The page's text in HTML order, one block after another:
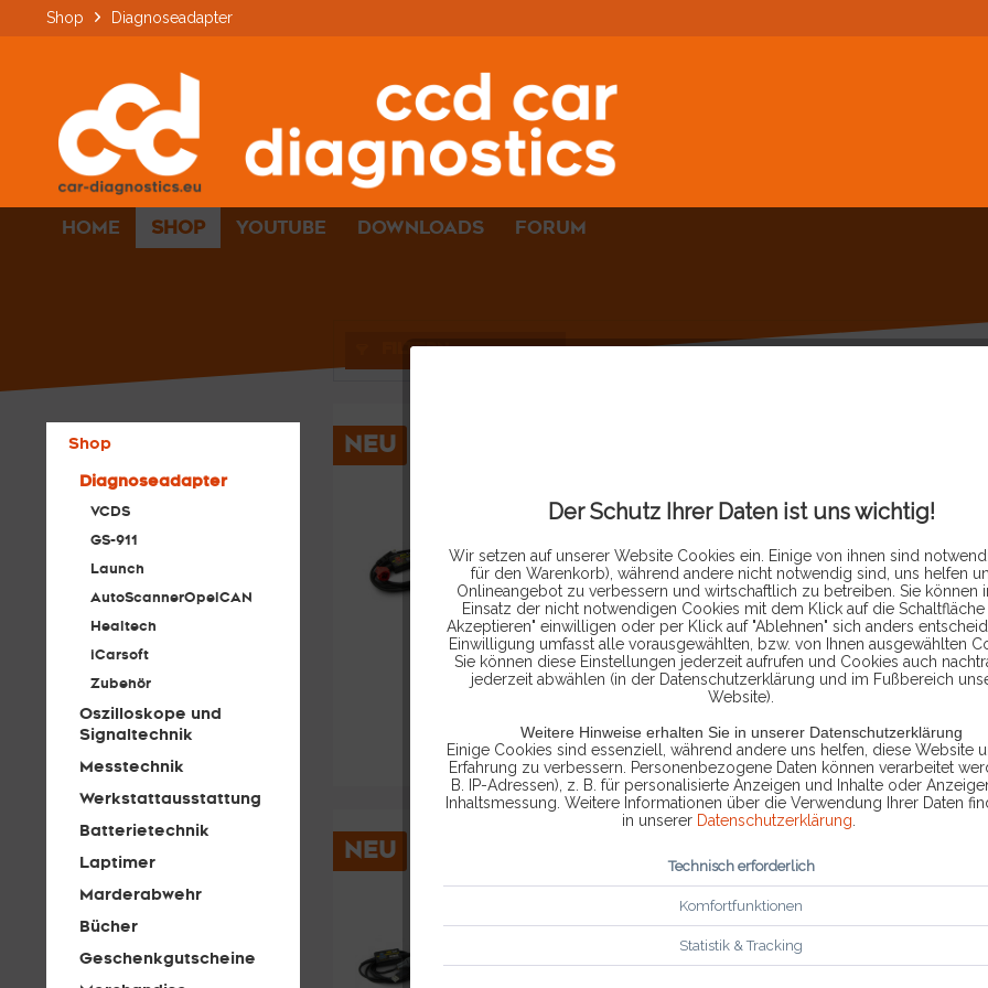
HOME SHOP YOUTUBE DOWNLOADS FORUM
Der Schutz Ihrer Daten ist uns wichtig!
Wir setzen auf unserer Website Cookies ein. Einige von ihnen sind
für den Warenkorb), während andere nicht notwendig sind, uns helfen
Onlineangebot zu verbessern und wirtschaftlich zu betreiben. Sie können
Einsatz der nicht notwendigen Cookies mit dem Klick auf die Schaltfläche
Akzeptieren" einwilligen oder per Klick auf "Ablehnen" sich anders
Einwilligung umfasst alle vorausgewählten, bzw. von Ihnen ausgewählten
Sie können diese Einstellungen jederzeit aufrufen und Cookies auch
jederzeit abwählen (in der Datenschutzerklärung und im Fußbereich
Website).
Weitere Hinweise erhalten Sie in unserer Datenschutzerklärung
Einige Cookies sind essenziell, während andere uns helfen, diese Website
Erfahrung zu verbessern. Personenbezogene Daten können verarbeitet
B. IP-Adressen), z. B. für personalisierte Anzeigen und Inhalte oder
Inhaltsmessung. Weitere Informationen über die Verwendung Ihrer Daten
in unserer Datenschutzerklärung
Technisch erforderlich
Komfortfunktionen
Statistik & Tracking
Shop Diagnoseadapter
Shop
Diagnoseadapter
VCDS
GS-911
Launch
AutoScannerOpelCAN
Healtech
iCarsoft
Zubehör
Oszilloskope und
Signaltechnik
Messtechnik
Werkstattausstattung
Batterietechnik
Laptimer
Marderabwehr
Bücher
Geschenkgutscheine
FILTERN
NEU
MOTORRÄDER
Motorräder kann nahezu alles was das
OEM Tool auch beherrscht. Der Vorteil ist,
dass die Bedienung deutlich einfacher ist.
Der große Umfang und das robuste
Design des Produktes erlaubt es sogar
dieses...
159,00 € *
DETAILS
Vergleichen Merken
NEU
SUZUKI
MOTORRÄDER
Motorräder kann nahezu alles was das